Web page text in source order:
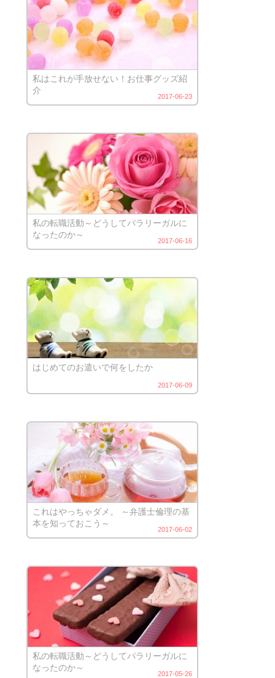
私はこれが手放せない！お仕事グッズ紹
介
2017-06-23
私の転職活動～どうしてパラリーガルに
なったのか～
2017-06-16
はじめてのお遣いで何をしたか
2017-06-09
これはやっちゃダメ。 ～弁護士倫理の基
本を知っておこう～
2017-06-02
私の転職活動～どうしてパラリーガルに
なったのか～
2017-05-26